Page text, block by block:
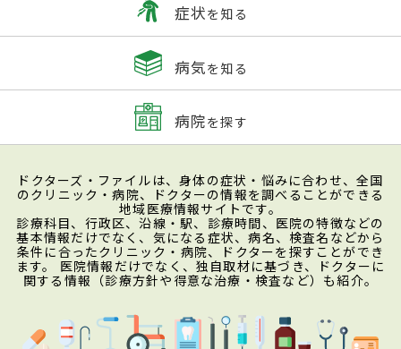
症状を知る
病気を知る
病院を探す
ドクターズ・ファイルは、身体の症状・悩みに合わせ、全国
のクリニック・病院、ドクターの情報を調べることができる
地域医療情報サイトです。
診療科目、行政区、沿線・駅、診療時間、医院の特徴などの
基本情報だけでなく、気になる症状、病名、検査名などから
条件に合ったクリニック・病院、ドクターを探すことができ
ます。 医院情報だけでなく、独自取材に基づき、ドクターに
関する情報（診療方針や得意な治療・検査など）も紹介。